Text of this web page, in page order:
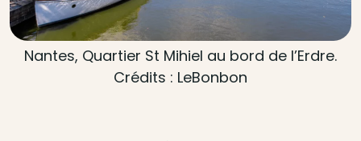
Nantes, Quartier St Mihiel au bord de l’Erdre.
Crédits : LeBonbon